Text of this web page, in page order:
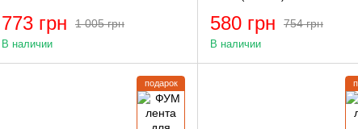
1 005 грн
773 грн
В наличии
754 грн
580 грн
В наличии
подарок